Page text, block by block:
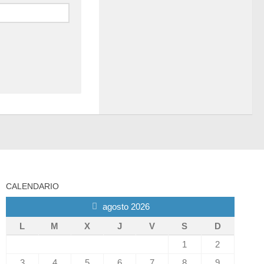
CALENDARIO
agosto 2026
L
M X J V S
D
1
2